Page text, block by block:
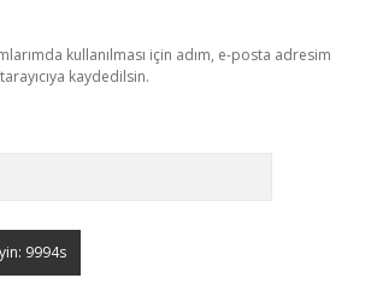
kullanılması için adım, e-posta adresim
kaydedilsin.